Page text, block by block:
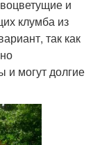
и
клумба из
так как
и могут долгие